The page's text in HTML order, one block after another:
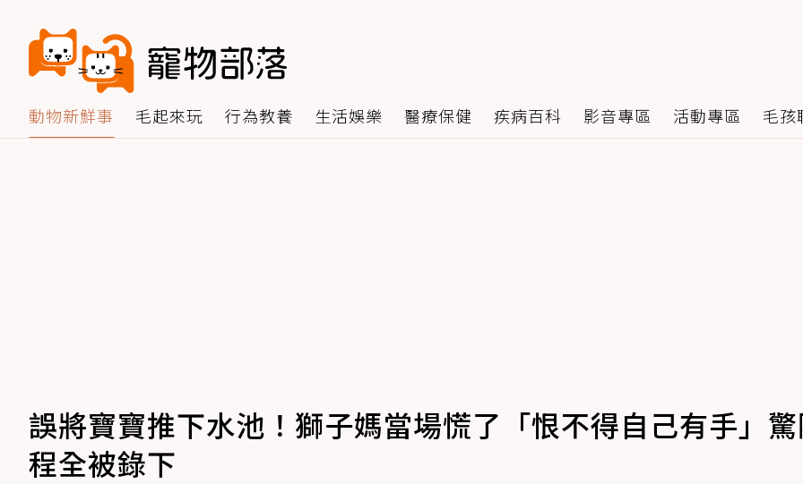
動物新鮮事 毛起來玩 行為教養 生活娛樂 醫療保健 疾病百科 影音專區 活動專區 毛孩
誤將寶寶推下水池！獅子媽當場慌了「恨不得自己有手」
程全被錄下